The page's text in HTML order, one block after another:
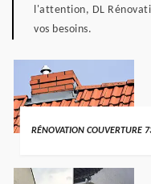
l'attention, DL
vos besoins.
RÉNOVATION COUVERTURE